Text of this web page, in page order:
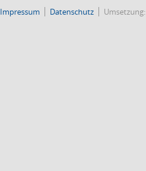
Impressum Datenschutz Umsetzung: